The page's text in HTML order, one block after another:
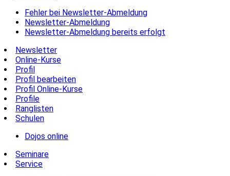
Fehler bei Newsletter-Abmeldung
Newsletter-Abmeldung
Newsletter-Abmeldung bereits erfolgt
Newsletter
Online-Kurse
Profil
Profil bearbeiten
Profil Online-Kurse
Profile
Ranglisten
Schulen
Dojos online
Seminare
Service